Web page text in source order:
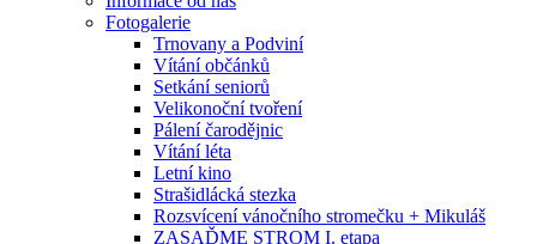
Fotogalerie
Trnovany a Podviní
Vítání občánků
Setkání seniorů
Velikonoční tvoření
Pálení čarodějnic
Vítání léta
Letní kino
Strašidlácká stezka
Rozsvícení vánočního stromečku + Mikuláš
ZASAĎME STROM I. etapa